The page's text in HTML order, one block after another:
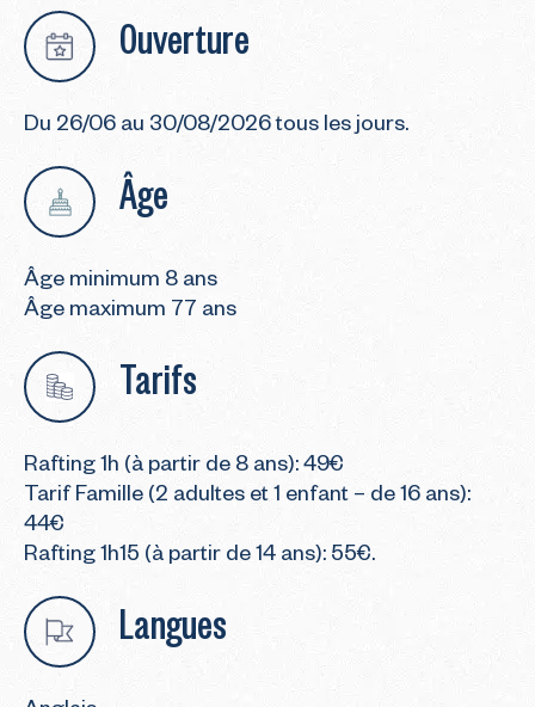
Ouverture
Du 26/06 au 30/08/2026 tous les jours.
Âge
Âge minimum 8 ans
Âge maximum 77 ans
Tarifs
Rafting 1h (à partir de 8 ans): 49€
Tarif Famille (2 adultes et 1 enfant – de 16 ans):
44€
Rafting 1h15 (à partir de 14 ans): 55€.
Langues